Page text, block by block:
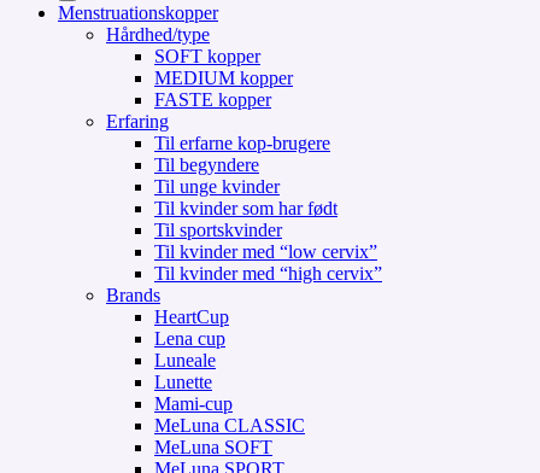
Menstruationskopper
Hårdhed/type
SOFT kopper
MEDIUM kopper
FASTE kopper
Erfaring
Til erfarne kop-brugere
Til begyndere
Til unge kvinder
Til kvinder som har født
Til sportskvinder
Til kvinder med “low cervix”
Til kvinder med “high cervix”
Brands
HeartCup
Lena cup
Luneale
Lunette
Mami-cup
MeLuna CLASSIC
MeLuna SOFT
MeLuna SPORT